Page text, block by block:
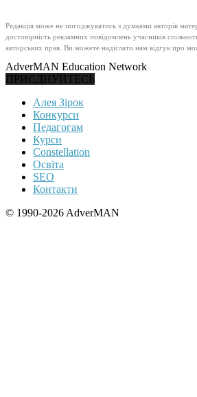
Редакція може не погоджуватись з думками авторів
достовірність рекламних повідомлень учасників
авторських прав. Ви можете надіслати нам відгук про
AdverMAN Education Network
ПРИЄДНУЙТЕСЬ
Алея Зірок
Конкурси
Педагогам
Курси
Constellation
Освіта
SEO
Контакти
© 1990-2026 AdverMAN